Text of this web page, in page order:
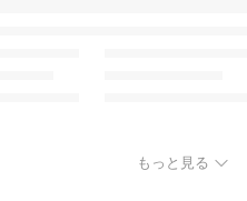
もっと見る